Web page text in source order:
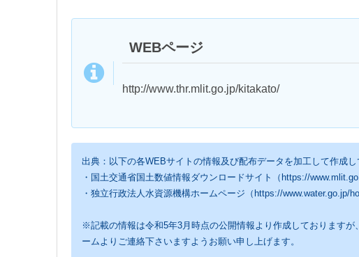
WEBページ
http://www.thr.mlit.go.jp/kitakato/
出典：以下の各WEBサイトの情報及び配布データを加工して作成し
・国土交通省国土数値情報ダウンロードサイト（https://
・独立行政法人水資源機構ホームページ（https://www.water.go.jp/
※記載の情報は令和5年3月時点の公開情報より作成しております
ームよりご連絡下さいますようお願い申し上げます。